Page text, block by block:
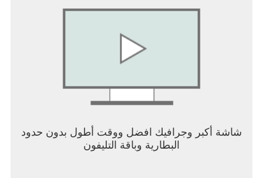
شاشة أكبر وجرافيك افضل ووقت أطول بدون حدود
البطارية وباقة التليفون